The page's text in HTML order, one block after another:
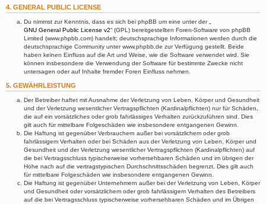
4. GENERAL PUBLIC LICENSE
Du nimmst zur Kenntnis, dass es sich bei phpBB um eine unter der „
GNU General Public License v2“ (GPL) bereitgestellten Foren-Software von phpBB
Limited (www.phpbb.com) handelt; deutschsprachige Informationen werden durch die
deutschsprachige Community unter www.phpbb.de zur Verfügung gestellt. Beide
haben keinen Einfluss auf die Art und Weise, wie die Software verwendet wird. Sie
können insbesondere die Verwendung der Software für bestimmte Zwecke nicht
untersagen oder auf Inhalte fremder Foren Einfluss nehmen.
5. GEWÄHRLEISTUNG
Der Betreiber haftet mit Ausnahme der Verletzung von Leben, Körper und Gesundheit
und der Verletzung wesentlicher Vertragspflichten (Kardinalpflichten) nur für Schäden,
die auf ein vorsätzliches oder grob fahrlässiges Verhalten zurückzuführen sind. Dies
gilt auch für mittelbare Folgeschäden wie insbesondere entgangenen Gewinn.
Die Haftung ist gegenüber Verbrauchern außer bei vorsätzlichem oder grob
fahrlässigem Verhalten oder bei Schäden aus der Verletzung von Leben, Körper und
Gesundheit und der Verletzung wesentlicher Vertragspflichten (Kardinalpflichten) auf
die bei Vertragsschluss typischerweise vorhersehbaren Schäden und im übrigen der
Höhe nach auf die vertragstypischen Durchschnittsschäden begrenzt. Dies gilt auch
für mittelbare Folgeschäden wie insbesondere entgangenen Gewinn.
Die Haftung ist gegenüber Unternehmern außer bei der Verletzung von Leben, Körper
und Gesundheit oder vorsätzlichem oder grob fahrlässigem Verhalten des Betreibers
auf die bei Vertragsschluss typischerweise vorhersehbaren Schäden und im Übrigen